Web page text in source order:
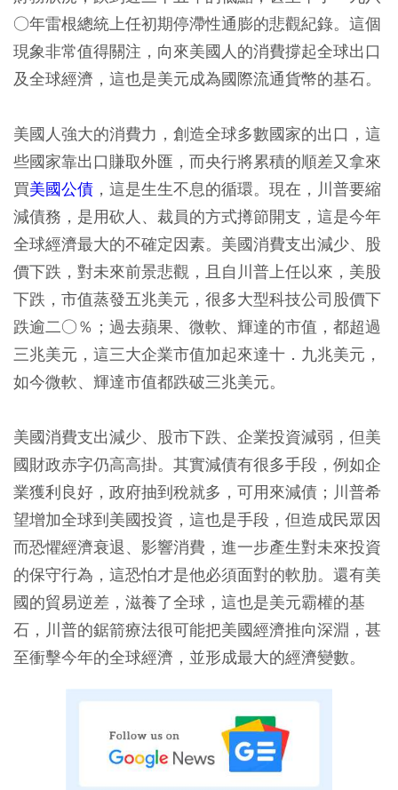
○年雷根總統上任初期停滯性通膨的悲觀紀錄。這個
現象非常值得關注，向來美國人的消費撐起全球出口
及全球經濟，這也是美元成為國際流通貨幣的基石。
美國人強大的消費力，創造全球多數國家的出口，這
些國家靠出口賺取外匯，而央行將累積的順差又拿來
買美國公債 ，這是生生不息的循環。現在，川普要縮
減債務，是用砍人、裁員的方式撙節開支，這是今年
全球經濟最大的不確定因素。美國消費支出減少、股
價下跌，對未來前景悲觀，且自川普上任以來，美股
下跌，市值蒸發五兆美元，很多大型科技公司股價下
跌逾二○％；過去蘋果、微軟、輝達的市值，都超過
三兆美元，這三大企業市值加起來達十．九兆美元，
如今微軟、輝達市值都跌破三兆美元。
美國消費支出減少、股市下跌、企業投資減弱，但美
國財政赤字仍高高掛。其實減債有很多手段，例如企
業獲利良好，政府抽到稅就多，可用來減債；川普希
望增加全球到美國投資，這也是手段，但造成民眾因
而恐懼經濟衰退、影響消費，進一步產生對未來投資
的保守行為，這恐怕才是他必須面對的軟肋。還有美
國的貿易逆差，滋養了全球，這也是美元霸權的基
石，川普的鋸箭療法很可能把美國經濟推向深淵，甚
至衝擊今年的全球經濟，並形成最大的經濟變數。